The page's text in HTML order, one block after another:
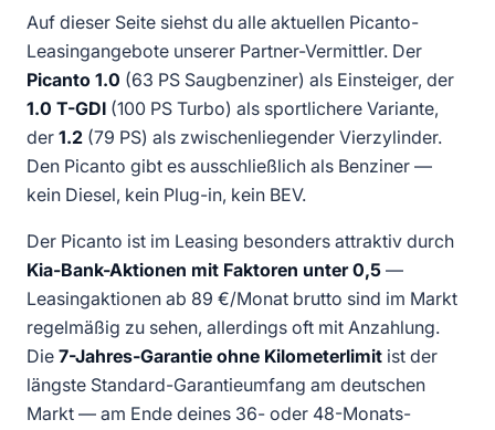
Auf dieser Seite siehst du alle aktuellen Picanto-
Leasingangebote unserer Partner-Vermittler. Der
Picanto 1.0 (63 PS Saugbenziner) als Einsteiger, der
1.0 T-GDI (100 PS Turbo) als sportlichere Variante,
der 1.2 (79 PS) als zwischenliegender Vierzylinder.
Den Picanto gibt es ausschließlich als Benziner —
kein Diesel, kein Plug-in, kein BEV.
Der Picanto ist im Leasing besonders attraktiv durch
Kia-Bank-Aktionen mit Faktoren unter 0,5 —
Leasingaktionen ab 89 €/Monat brutto sind im Markt
regelmäßig zu sehen, allerdings oft mit Anzahlung.
Die 7-Jahres-Garantie ohne Kilometerlimit ist der
längste Standard-Garantieumfang am deutschen
Markt — am Ende deines 36- oder 48-Monats-